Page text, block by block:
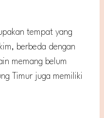
tempat yang
berbeda dengan
memang belum
Timur juga memiliki